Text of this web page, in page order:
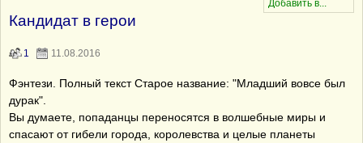
Кандидат в герои
1 11.08.2016
Фэнтези. Полный текст Старое название: "Младший вовсе был
дурак".
Вы думаете, попаданцы переносятся в волшебные миры и
спасают от гибели города, королевства и целые планеты